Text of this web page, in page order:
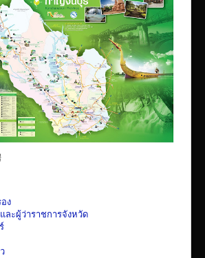
อน
นิกส์
ชุมชน FixitCenter
QRCode
กษา
/สอบถามรายละเอียด
การ
าธารณะ ita 2569
ง
ละผู้ว่าราชการจังหวัด